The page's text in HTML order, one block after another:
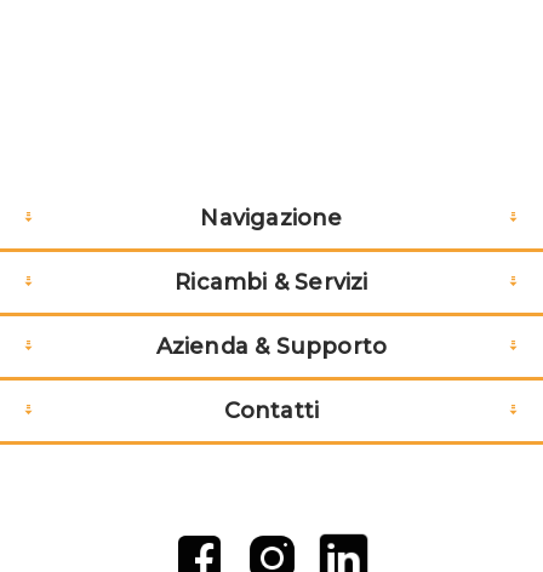
Navigazione
Ricambi & Servizi
Azienda & Supporto
Contatti